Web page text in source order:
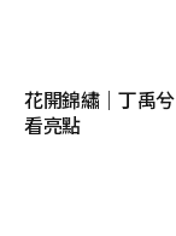
花開錦繡｜丁禹
看亮點